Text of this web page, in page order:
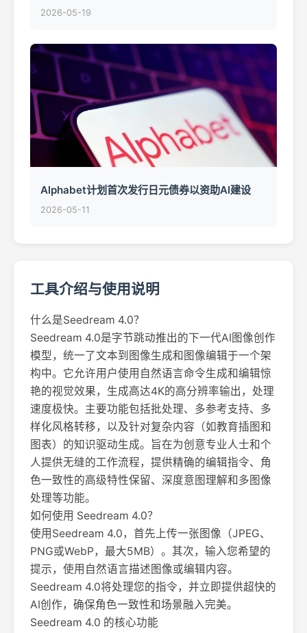
2026-05-19
Alphabet计划首次发行日元债券以资助AI建设
2026-05-11
工具介绍与使用说明
什么是Seedream 4.0？
Seedream 4.0是字节跳动推出的下一代AI图像创作
模型，统一了文本到图像生成和图像编辑于一个架
构中。它允许用户使用自然语言命令生成和编辑惊
艳的视觉效果，生成高达4K的高分辨率输出，处理
速度极快。主要功能包括批处理、多参考支持、多
样化风格转移，以及针对复杂内容（如教育插图和
图表）的知识驱动生成。旨在为创意专业人士和个
人提供无缝的工作流程，提供精确的编辑指令、角
色一致性的高级特性保留、深度意图理解和多图像
处理等功能。
如何使用 Seedream 4.0？
使用Seedream 4.0，首先上传一张图像（JPEG、
PNG或WebP，最大5MB）。其次，输入您希望的
提示，使用自然语言描述图像或编辑内容。
Seedream 4.0将处理您的指令，并立即提供超快的
AI创作，确保角色一致性和场景融入完美。
Seedream 4.0 的核心功能